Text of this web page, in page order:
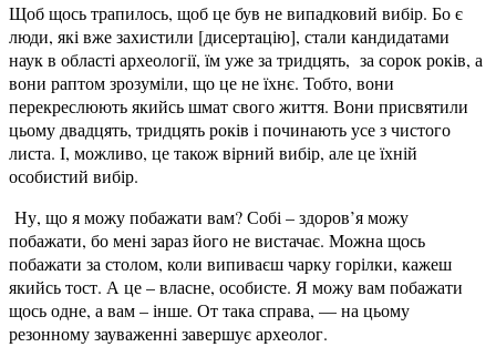
Щоб щось трапилось, щоб це був не випадковий вибір. Бо є
люди, які вже захистили [дисертацію], стали кандидатами
наук в області археології, їм уже за тридцять, за сорок років, а
вони раптом зрозуміли, що це не їхнє. Тобто, вони
перекреслюють якийсь шмат свого життя. Вони присвятили
цьому двадцять, тридцять років і починають усе з чистого
листа. І, можливо, це також вірний вибір, але це їхній
особистий вибір.
Ну, що я можу побажати вам? Собі – здоров’я можу
побажати, бо мені зараз його не вистачає. Можна щось
побажати за столом, коли випиваєш чарку горілки, кажеш
якийсь тост. А це – власне, особисте. Я можу вам побажати
щось одне, а вам – інше. От така справа, — на цьому
резонному зауваженні завершує археолог.